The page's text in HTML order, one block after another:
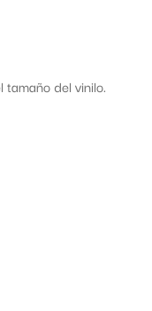
del vinilo.